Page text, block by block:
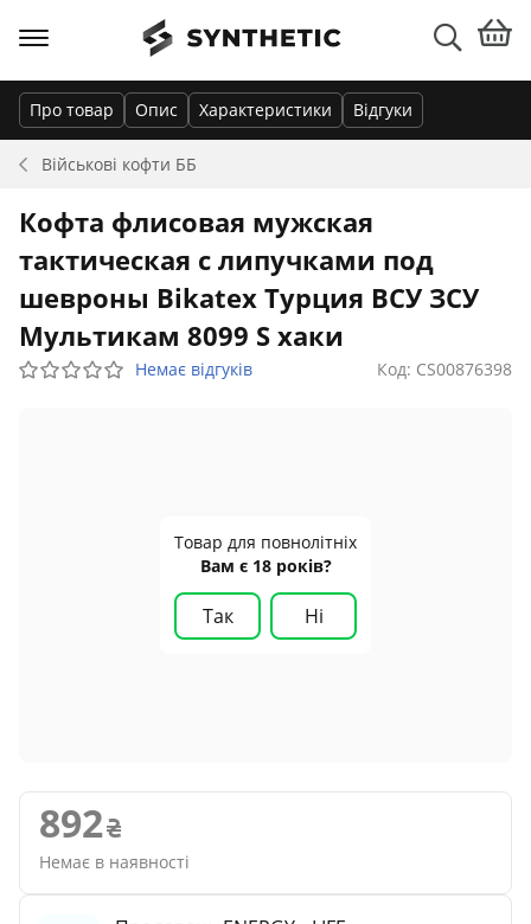
Військові кофти ББ
Про товар Опис Характеристики Відгуки
Кофта флисовая мужская
тактическая с липучками под
шевроны Bikatex Турция ВСУ ЗСУ
Мультикам 8099 S хаки
Немає відгуків Код: CS00876398
Товар для повнолітніх
Вам є 18 років?
Так Ні
892
Немає в наявності